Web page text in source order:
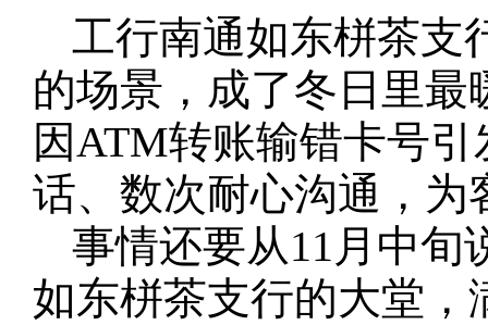
工行南通如东栟茶支
的场景，成了冬日里
因ATM转账输错卡号
话、数次耐心沟通，为
事情还要从11月中旬
如东栟茶支行的大堂